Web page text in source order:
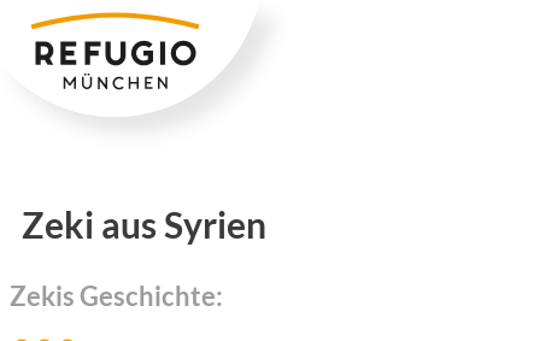
Zum
Inhalt
springen
Zeki aus Syrien
Zekis Geschichte: